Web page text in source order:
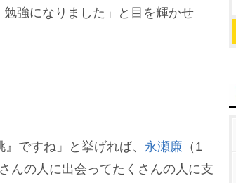
強になりました」と目を輝かせ
』ですね」と挙げれば、 永瀬廉 （1
んの人に出会ってたくさんの人に支